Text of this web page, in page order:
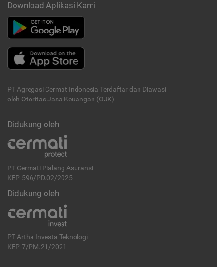
Download Aplikasi Kami
PT Agregasi Cermat Indonesia Terdaftar dan Diawasi
oleh Otoritas Jasa Keuangan (OJK)
Didukung oleh
PT Cermati Pialang Asuransi
KEP-596/PD.02/2025
Didukung oleh
PT Artha Investa Teknologi
KEP-7/PM.21/2021